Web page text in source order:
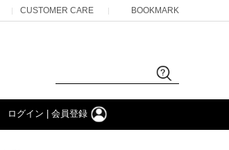
| CUSTOMER CARE | BOOKMARK
ログイン | 会員登録